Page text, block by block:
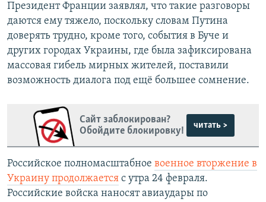
Президент Франции заявлял, что такие разговоры
даются ему тяжело, поскольку словам Путина
доверять трудно, кроме того, события в Буче и
других городах Украины, где была зафиксирована
массовая гибель мирных жителей, поставили
возможность диалога под ещё большее сомнение.
Сайт заблокирован?
Обойдите блокировку!
читать >
Российское полномасштабное военное вторжение в
Украину продолжается с утра 24 февраля.
Российские войска наносят авиаудары по